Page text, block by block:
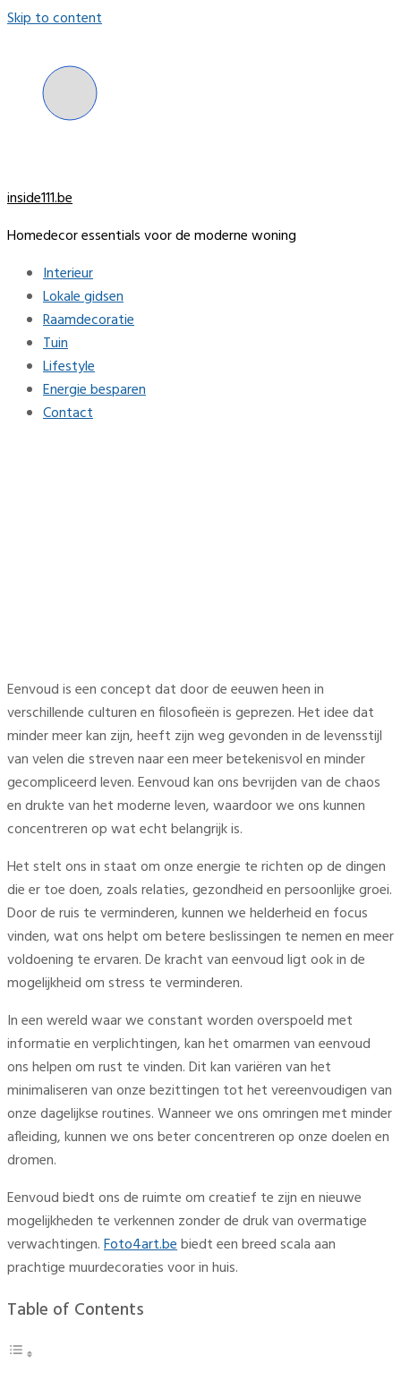
Skip to content
inside111.be
Homedecor essentials voor de moderne woning
Interieur
Lokale gidsen
Raamdecoratie
Tuin
Lifestyle
Energie besparen
Contact
Eenvoud is een concept dat door de eeuwen heen in
verschillende culturen en filosofieën is geprezen. Het idee dat
minder meer kan zijn, heeft zijn weg gevonden in de levensstijl
van velen die streven naar een meer betekenisvol en minder
gecompliceerd leven. Eenvoud kan ons bevrijden van de chaos
en drukte van het moderne leven, waardoor we ons kunnen
concentreren op wat echt belangrijk is.
Het stelt ons in staat om onze energie te richten op de dingen
die er toe doen, zoals relaties, gezondheid en persoonlijke groei.
Door de ruis te verminderen, kunnen we helderheid en focus
vinden, wat ons helpt om betere beslissingen te nemen en meer
voldoening te ervaren. De kracht van eenvoud ligt ook in de
mogelijkheid om stress te verminderen.
In een wereld waar we constant worden overspoeld met
informatie en verplichtingen, kan het omarmen van eenvoud
ons helpen om rust te vinden. Dit kan variëren van het
minimaliseren van onze bezittingen tot het vereenvoudigen van
onze dagelijkse routines. Wanneer we ons omringen met minder
afleiding, kunnen we ons beter concentreren op onze doelen en
dromen.
Eenvoud biedt ons de ruimte om creatief te zijn en nieuwe
mogelijkheden te verkennen zonder de druk van overmatige
verwachtingen.Foto4art.bebiedt een breed scala aan
prachtige muurdecoraties voor in huis.
Table of Contents